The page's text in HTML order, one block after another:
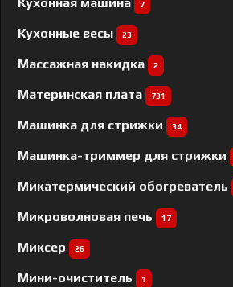
7
Кухонные весы 23
Массажная накидка 2
Материнская плата 731
Машинка для стрижки 34
Машинка-триммер для стрижки
Микатермический обогреватель
Микроволновая печь 17
Миксер 26
Мини-очиститель 1